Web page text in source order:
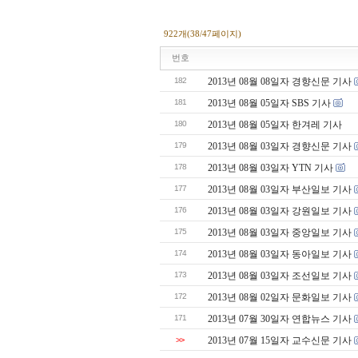
922개(38/47페이지)
번호
182 2013년 08월 08일자 경향신문 기사
181 2013년 08월 05일자 SBS 기사
180 2013년 08월 05일자 한겨레 기사
179 2013년 08월 03일자 경향신문 기사
178 2013년 08월 03일자 YTN 기사
177 2013년 08월 03일자 부산일보 기사
176 2013년 08월 03일자 강원일보 기사
175 2013년 08월 03일자 중앙일보 기사
174 2013년 08월 03일자 동아일보 기사
173 2013년 08월 03일자 조선일보 기사
172 2013년 08월 02일자 문화일보 기사
171 2013년 07월 30일자 연합뉴스 기사
>> 2013년 07월 15일자 교수신문 기사